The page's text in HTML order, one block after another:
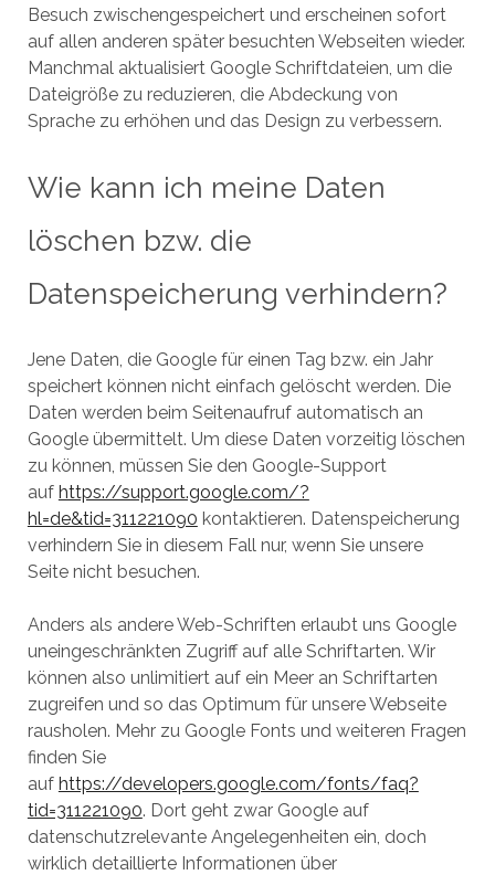
Besuch zwischengespeichert und erscheinen sofort
auf allen anderen später besuchten Webseiten wieder.
Manchmal aktualisiert Google Schriftdateien, um die
Dateigröße zu reduzieren, die Abdeckung von
Sprache zu erhöhen und das Design zu verbessern.
Wie kann ich meine Daten
löschen bzw. die
Datenspeicherung verhindern?
Jene Daten, die Google für einen Tag bzw. ein Jahr
speichert können nicht einfach gelöscht werden. Die
Daten werden beim Seitenaufruf automatisch an
Google übermittelt. Um diese Daten vorzeitig löschen
zu können, müssen Sie den Google-Support
auf https://support.google.com/?
hl=de&tid=311221090 kontaktieren. Datenspeicherung
verhindern Sie in diesem Fall nur, wenn Sie unsere
Seite nicht besuchen.
Anders als andere Web-Schriften erlaubt uns Google
uneingeschränkten Zugriff auf alle Schriftarten. Wir
können also unlimitiert auf ein Meer an Schriftarten
zugreifen und so das Optimum für unsere Webseite
rausholen. Mehr zu Google Fonts und weiteren Fragen
finden Sie
auf https://developers.google.com/fonts/faq?
tid=311221090. Dort geht zwar Google auf
datenschutzrelevante Angelegenheiten ein, doch
wirklich detaillierte Informationen über